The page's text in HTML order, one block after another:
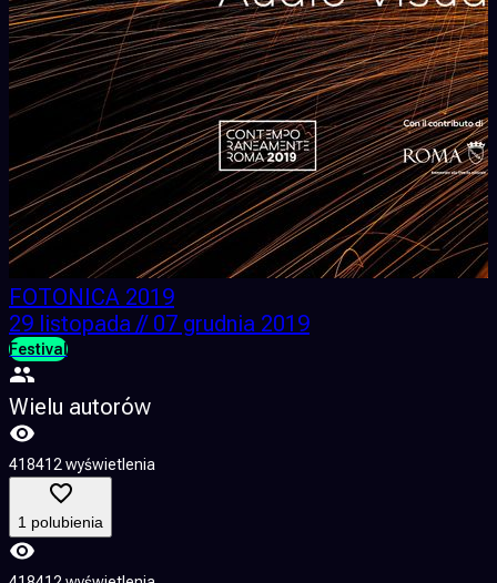
FOTONICA 2019
29 listopada // 07 grudnia 2019
Festival
Wielu autorów
418412 wyświetlenia
1 polubienia